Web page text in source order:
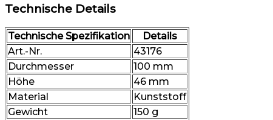
Technische Details
Technische Spezifikation
Details
Art.-Nr.
43176
Durchmesser
100 mm
Höhe
46 mm
Material
Kunststoff
Gewicht
150 g